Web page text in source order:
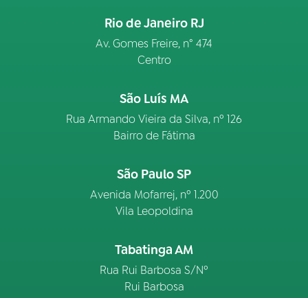
Rio de Janeiro RJ
Av. Gomes Freire, n° 474
Centro
São Luís MA
Rua Armando Vieira da Silva, nº 126
Bairro de Fátima
São Paulo SP
Avenida Mofarrej, nº 1.200
Vila Leopoldina
Tabatinga AM
Rua Rui Barbosa S/Nº
Rui Barbosa